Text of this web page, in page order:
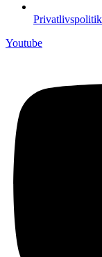
Privatlivspolitik
Youtube